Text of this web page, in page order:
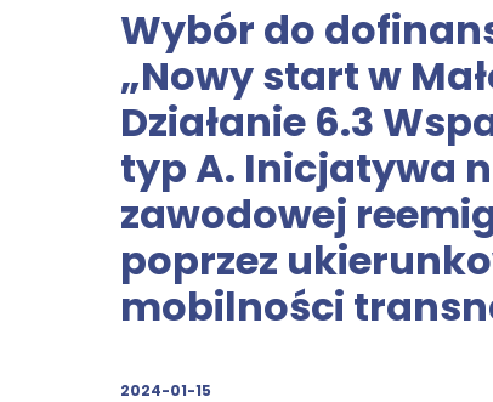
Wybór do
„Nowy start w
Działanie 6.3
typ A. Inicjatywa
zawodowej
poprzez
mobilności
2024-01-15